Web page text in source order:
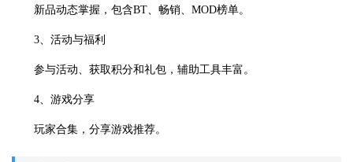
新品动态掌握，包含BT、畅销、MOD榜单。
3、活动与福利
参与活动、获取积分和礼包，辅助工具丰富。
4、游戏分享
玩家合集，分享游戏推荐。